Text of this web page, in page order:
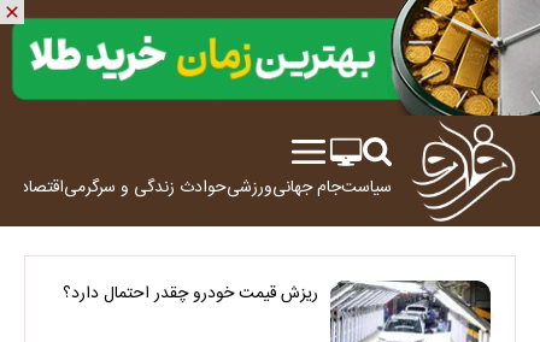
سیاستجام جهانیورزشیحوادث زندگی و سرگرمیاقتصاد
ریزش قیمت خودرو چقدر احتمال دارد؟